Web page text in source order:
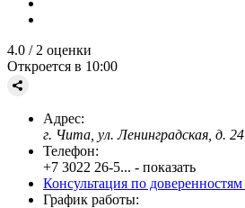
4.0 / 2 оценки
Откроется в 10:00
Адрес:
г. Чита, ул. Ленинградская, д. 24
Телефон:
+7 3022 26-5... - показать
Консультация по доверенностям
График работы: